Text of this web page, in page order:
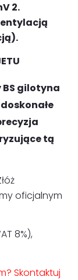
2.
BS gilotyna
tą
oficjalnym
8%),
Skontaktuj